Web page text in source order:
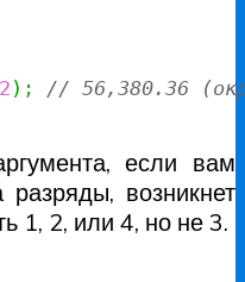
2 ) ; // 56,380.36
если вам
возникнет
1, 2, или 4, но не 3.